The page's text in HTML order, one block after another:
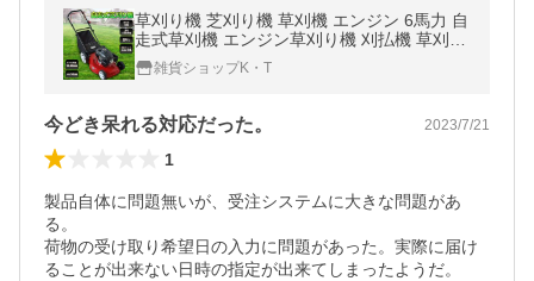
草刈り機 芝刈り機 草刈機 エンジン 6馬力 自
走式草刈機 エンジン草刈り機 刈払機 草刈り
芝刈り 芝刈機 電動 自走式芝刈り機 刈幅500
mm 173cc ガーデニング
雑貨ショップK・T
今どき呆れる対応だった。 2023/7/21
1
製品自体に問題無いが、受注システムに大きな問題があ
る。
荷物の受け取り希望日の入力に問題があった。実際に届け
ることが出来ない日時の指定が出来てしまったようだ。